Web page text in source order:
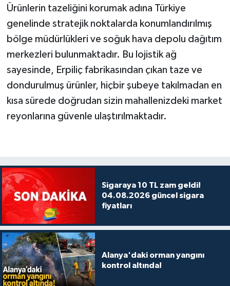
Ürünlerin tazeliğini korumak adına Türkiye
genelinde stratejik noktalarda konumlandırılmış
bölge müdürlükleri ve soğuk hava depolu dağıtım
merkezleri bulunmaktadır. Bu lojistik ağ
sayesinde, Erpiliç fabrikasından çıkan taze ve
dondurulmuş ürünler, hiçbir şubeye takılmadan en
kısa sürede doğrudan sizin mahallenizdeki market
reyonlarına güvenle ulaştırılmaktadır.
Sigaraya 10 TL zam geldi!
04.08.2026 güncel sigara
fiyatları
Alanya'daki orman yangını
kontrol altında!